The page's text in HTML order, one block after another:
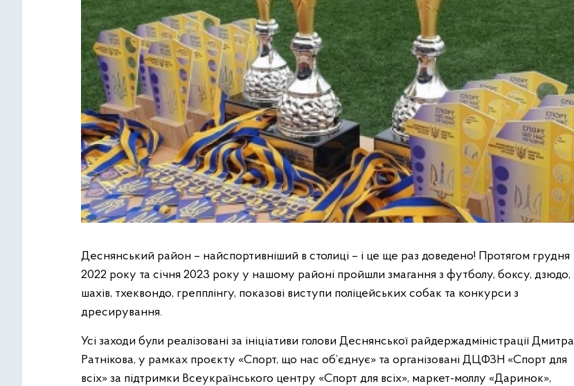
Деснянський район – найспортивніший в столиці – і це ще раз доведено! Протягом грудня
2022 року та січня 2023 року у нашому районі пройшли змагання з футболу, боксу, дзюдо,
шахів, тхеквондо, грепплінгу, показові виступи поліцейських собак та конкурси з
дресирування.
Усі заходи були реалізовані за ініціативи голови Деснянської райдержадміністрації Дмитра
Ратнікова, у рамках проєкту «Спорт, що нас об’єднує» та організовані ДЦФЗН «Спорт для
всіх» за підтримки Всеукраїнського центру «Спорт для всіх», маркет-моллу «Даринок»,